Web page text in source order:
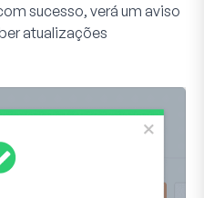
sucesso, verá um aviso
atualizações